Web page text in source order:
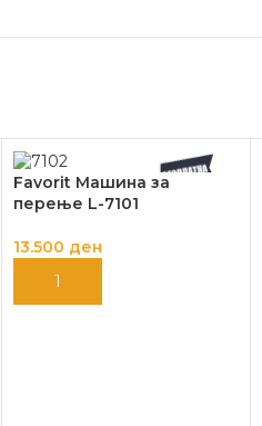
Favorit Машина за
перење L-7101
13.500 ден
ДОДАЈ ВО КОШНИЦА